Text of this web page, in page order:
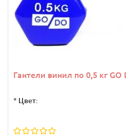
Гантели винил по 0,5 кг GO
* Цвет: